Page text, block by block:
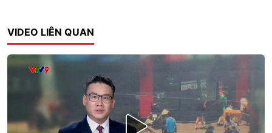
VIDEO LIÊN QUAN